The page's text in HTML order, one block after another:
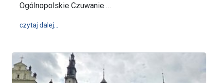
Ogólnopolskie Czuwanie …
czytaj dalej…